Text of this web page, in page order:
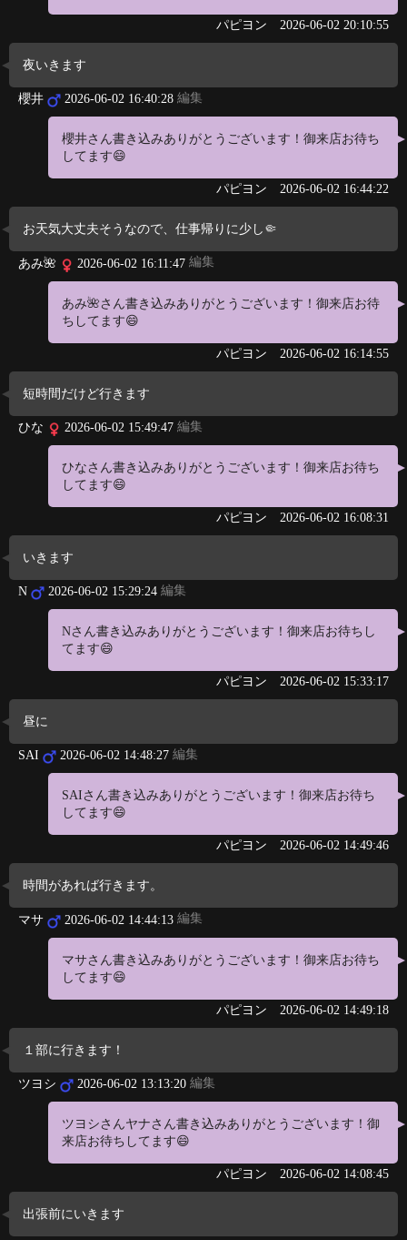
パピヨン 2026-06-02 20:10:55
夜いきます
櫻井 2026-06-02 16:40:28 編集
櫻井さん書き込みありがとうございます！御来店お待ち
してます😄
パピヨン 2026-06-02 16:44:22
お天気大丈夫そうなので、仕事帰りに少し🤏
あみ🌺 2026-06-02 16:11:47 編集
あみ🌺さん書き込みありがとうございます！御来店お待
ちしてます😄
パピヨン 2026-06-02 16:14:55
短時間だけど行きます
ひな 2026-06-02 15:49:47 編集
ひなさん書き込みありがとうございます！御来店お待ち
してます😄
パピヨン 2026-06-02 16:08:31
いきます
N 2026-06-02 15:29:24 編集
Nさん書き込みありがとうございます！御来店お待ちし
てます😄
パピヨン 2026-06-02 15:33:17
昼に
SAI 2026-06-02 14:48:27 編集
SAIさん書き込みありがとうございます！御来店お待ち
してます😄
パピヨン 2026-06-02 14:49:46
時間があれば行きます。
マサ 2026-06-02 14:44:13 編集
マサさん書き込みありがとうございます！御来店お待ち
してます😄
パピヨン 2026-06-02 14:49:18
１部に行きます！
ツヨシ 2026-06-02 13:13:20 編集
ツヨシさんヤナさん書き込みありがとうございます！御
来店お待ちしてます😄
パピヨン 2026-06-02 14:08:45
出張前にいきます